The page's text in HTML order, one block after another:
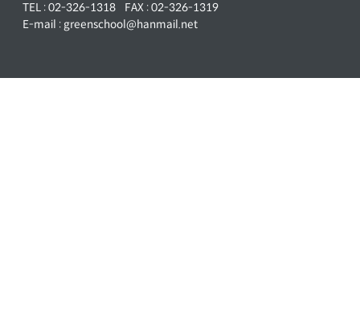
TEL :02-326-1318
FAX : 02-326-1319
E-mail : greenschool@hanmail.net